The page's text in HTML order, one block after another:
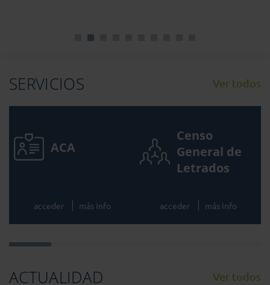
SERVICIOS Ver todos
ACA
acceder más info
Censo
General de
Letrados
acceder más info
ACTUALIDAD Ver todos